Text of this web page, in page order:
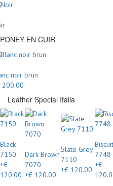
PONEY EN CUIR
noir brun
200.00
Leather Special Italia
Black
7150
+€
120.00
Dark Brown
7070
+€ 120.00
Slate Grey
7110
+€ 120.00
Biscuit
7748
+€